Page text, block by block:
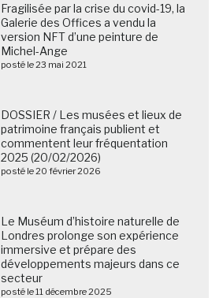
Fragilisée par la crise du covid-19, la
Galerie des Offices a vendu la
version NFT d’une peinture de
Michel-Ange
posté le 23 mai 2021
DOSSIER / Les musées et lieux de
patrimoine français publient et
commentent leur fréquentation
2025 (20/02/2026)
posté le 20 février 2026
Le Muséum d’histoire naturelle de
Londres prolonge son expérience
immersive et prépare des
développements majeurs dans ce
secteur
posté le 11 décembre 2025